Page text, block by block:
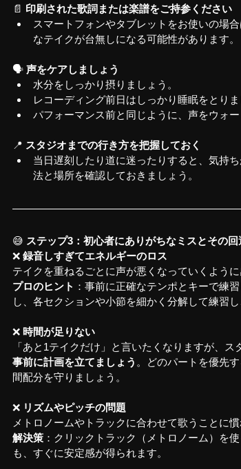
📄 印刷された歌詞または楽譜をご持参ください
スマートフォンやタブレットをお使いの場合
なテイクが台無しになる可能性があります。
🗣️ 声をケアしましょう
水分をしっかり摂りましょう。
レコーディング前日はしっかり睡眠をとりま
パフォーマンス前と同じように、声をウォー
📍 スタジオまでの行き方を把握しておく
当日遅刻したり道に迷ったりすると、気持
法と場所を確認しておきましょう。
😅 ステップ3：初心者にありがちなミスとその回
❌ 録音しすぎてエネルギーのロス
テイクを重ねるごとに声が悪くなっていくよう
プロのヒント ：事前に正確なテンポとキーで練
し、各セクションや小節を細かく分解して練習
❌ 時間が足りない
「あと1テイクだけ」と言いたくなりますが、
事前に計画を立てましょう 。どのパートを優先
間配分を守りましょう。
❌ リズムやピッチの問題
メトロノームやトラックに合わせて歌うことに
解決策 ：クリックトラック（メトロノーム）を
も、すぐに安定感が得られます。